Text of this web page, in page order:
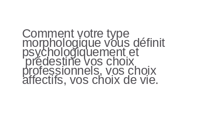
Comment votre type
morphologique vous définit
psychologiquement et
prédestine vos choix
professionnels, vos choix
affectifs, vos choix de vie.